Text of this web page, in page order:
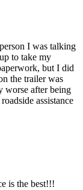
I was talking
to take my
but I did
the trailer was
worse after being
assistance
is the best!!!